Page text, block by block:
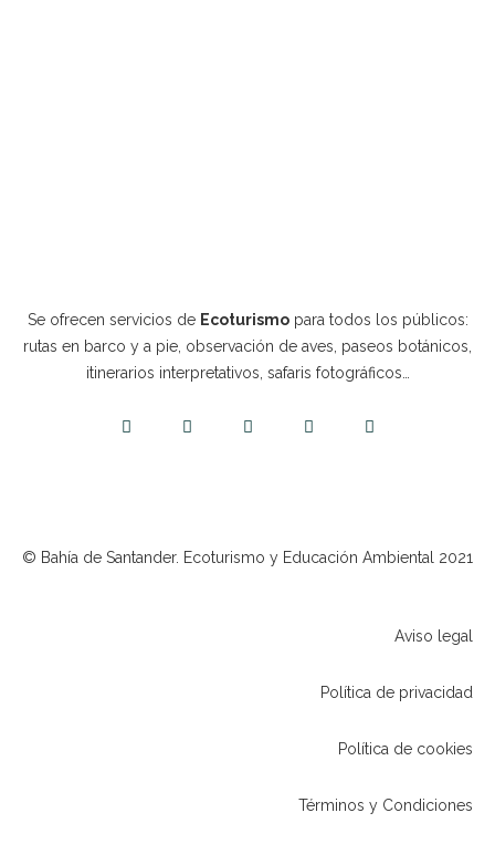
Se ofrecen servicios de Ecoturismopara todos los públicos:
rutas en barco y a pie, observación de aves, paseos botánicos,
itinerarios interpretativos, safaris fotográficos…
© Bahía de Santander. Ecoturismo y Educación Ambiental 2021
Aviso legal
Política de privacidad
Política de cookies
Términos y Condiciones